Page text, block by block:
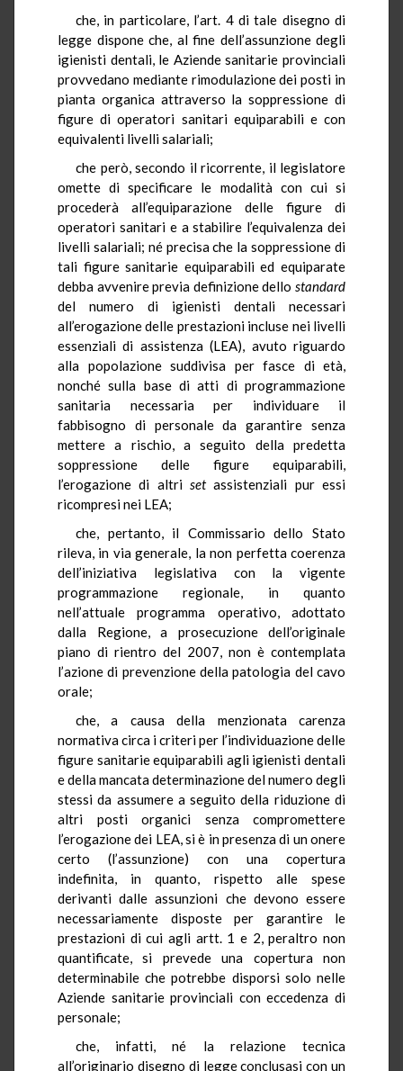
che, in particolare, l’art. 4 di tale disegno di
legge dispone che, al fine dell’assunzione degli
igienisti dentali, le Aziende sanitarie provinciali
provvedano mediante rimodulazione dei posti in
pianta organica attraverso la soppressione di
figure di operatori sanitari equiparabili e con
equivalenti livelli salariali;
che però, secondo il ricorrente, il legislatore
omette di specificare le modalità con cui si
procederà all’equiparazione delle figure di
operatori sanitari e a stabilire l’equivalenza dei
livelli salariali; né precisa che la soppressione di
tali figure sanitarie equiparabili ed equiparate
debba avvenire previa definizione dello standard
del numero di igienisti dentali necessari
all’erogazione delle prestazioni incluse nei livelli
essenziali di assistenza (LEA), avuto riguardo
alla popolazione suddivisa per fasce di età,
nonché sulla base di atti di programmazione
sanitaria necessaria per individuare il
fabbisogno di personale da garantire senza
mettere a rischio, a seguito della predetta
soppressione delle figure equiparabili,
l’erogazione di altri setassistenziali pur essi
ricompresi nei LEA;
che, pertanto, il Commissario dello Stato
rileva, in via generale, la non perfetta coerenza
dell’iniziativa legislativa con la vigente
programmazione regionale, in quanto
nell’attuale programma operativo, adottato
dalla Regione, a prosecuzione dell’originale
piano di rientro del 2007, non è contemplata
l’azione di prevenzione della patologia del cavo
orale;
che, a causa della menzionata carenza
normativa circa i criteri per l’individuazione delle
figure sanitarie equiparabili agli igienisti dentali
e della mancata determinazione del numero degli
stessi da assumere a seguito della riduzione di
altri posti organici senza compromettere
l’erogazione dei LEA, si è in presenza di un onere
certo (l’assunzione) con una copertura
indefinita, in quanto, rispetto alle spese
derivanti dalle assunzioni che devono essere
necessariamente disposte per garantire le
prestazioni di cui agli artt. 1 e 2, peraltro non
quantificate, si prevede una copertura non
determinabile che potrebbe disporsi solo nelle
Aziende sanitarie provinciali con eccedenza di
personale;
che, infatti, né la relazione tecnica
all’originario disegno di legge conclusasi con un